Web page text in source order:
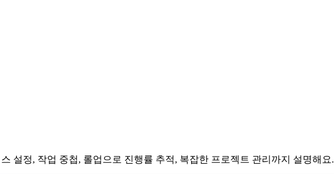
설정, 작업 중첩, 롤업으로 진행률 추적, 복잡한 프로젝트 관리까지 설명해요.